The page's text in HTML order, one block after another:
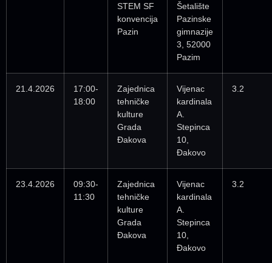
STEM SF
konvencija
Pazin
Šetalište
Pazinske
gimnazije
3, 52000
Pazim
21.4.2026
17:00-
18:00
Zajednica
tehničke
kulture
Grada
Đakova
Vijenac
kardinala
A.
Stepinca
10,
Đakovo
3.2
23.4.2026
09:30-
11:30
Zajednica
tehničke
kulture
Grada
Đakova
Vijenac
kardinala
A.
Stepinca
10,
Đakovo
3.2